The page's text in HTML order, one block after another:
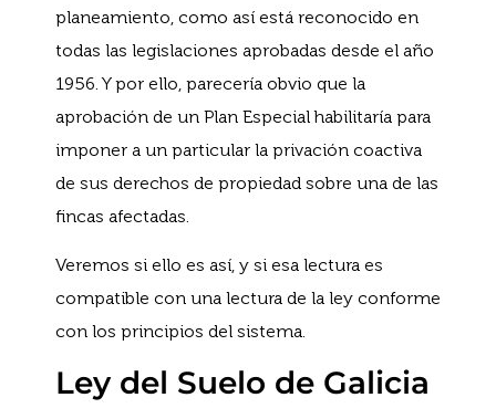
planeamiento, como así está reconocido en
todas las legislaciones aprobadas desde el año
1956. Y por ello, parecería obvio que la
aprobación de un Plan Especial habilitaría para
imponer a un particular la privación coactiva
de sus derechos de propiedad sobre una de las
fincas afectadas.
Veremos si ello es así, y si esa lectura es
compatible con una lectura de la ley conforme
con los principios del sistema.
Ley del Suelo de Galicia